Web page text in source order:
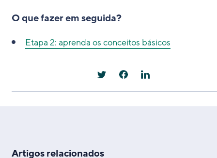
O que fazer em seguida?
Etapa 2: aprenda os conceitos básicos
Artigos relacionados